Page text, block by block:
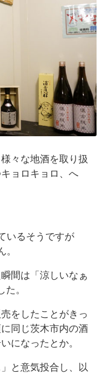
々な地酒を取り扱
ョロキョロ、へ
いるそうですが
。
間は「涼しいなぁ
。
をしたことがきっ
同じ茨木市内の酒
になったとか。
と意気投合し、以